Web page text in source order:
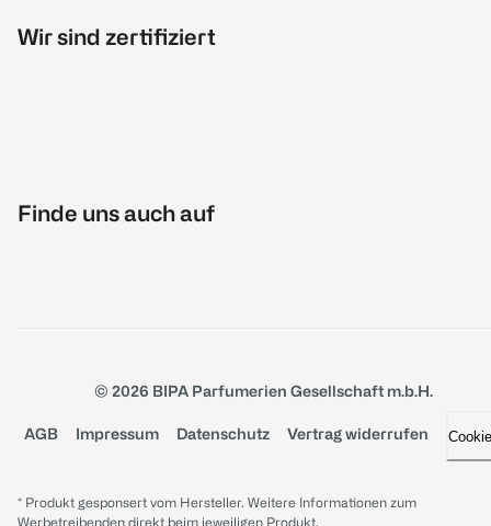
Wir sind zertifiziert
Finde uns auch auf
© 2026 BIPA Parfumerien Gesellschaft m.b.H.
AGB Impressum Datenschutz Vertrag widerrufen
* Produkt gesponsert vom Hersteller. Weitere Informationen zum
Werbetreibenden direkt beim jeweiligen Produkt.